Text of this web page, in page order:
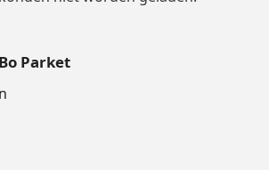
Parket